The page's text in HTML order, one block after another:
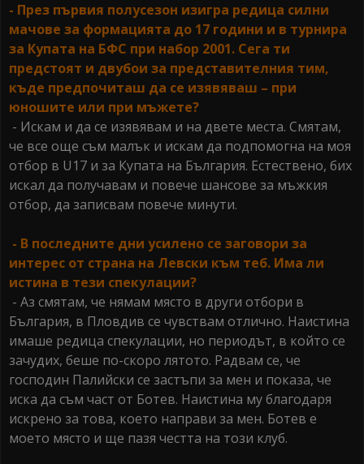
- През първия полусезон изигра редица силни
мачове за формацията до 17 години и в турнира
за Купата на БФС при набор 2001. Сега ти
предстоят и двубои за представителния тим,
къде предпочиташ да се изявяваш – при
юношите или при мъжете?
- Искам и да се изявявам и на двете места. Смятам,
че все още съм малък и искам да подпомогна на моя
отбор в U17 и за Купата на България. Естествено, бих
искал да получавам и повече шансове за мъжкия
отбор, да записвам повече минути.
- В последните дни усилено се заговори за
интерес от страна на Левски към теб. Има ли
истина в тези спекулации?
- Аз смятам, че нямам място в други отбори в
България, в Пловдив се чувствам отлично. Наистина
имаше редица спекулации, но периодът, в който се
зачудих, беше по-скоро лятото. Радвам се, че
господин Палийски се застъпи за мен и показа, че
иска да съм част от Ботев. Наистина му благодаря
искрено за това, което направи за мен. Ботев е
моето място и ще пазя честта на този клуб.